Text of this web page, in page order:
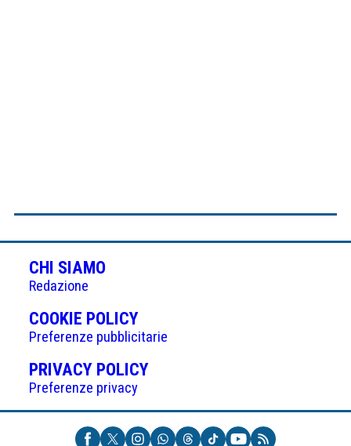
CHI SIAMO
Redazione
COOKIE POLICY(APRE
IN
UNA
NUOVA
Preferenze pubblicitarie
PRIVACY POLICY(APRE
UNA
NUOVA
Preferenze privacy